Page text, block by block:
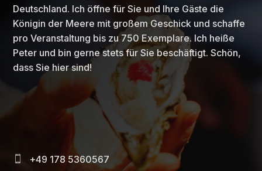
Deutschland. Ich öffne für Sie und Ihre Gäste die
Königin der Meere mit großem Geschick und schaffe
pro Veranstaltung bis zu 750 Exemplare. Ich heiße
Peter und bin gerne stets für Sie beschäftigt. Schön,
dass Sie hier sind!
 +49 178 5360567